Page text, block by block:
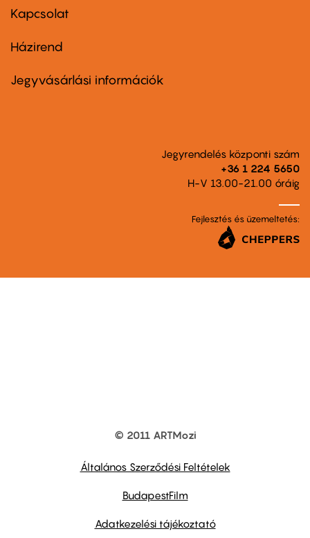
firstKapcsolat
Footer
second
Házirend
Jegyvásárlási információk
Jegyrendelés központi szám
+36 1 224 5650
H-V 13.00-21.00 óráig
Fejlesztés és üzemeltetés:
© 2011 ARTMozi
Általános Szerződési Feltételek
BudapestFilm
Adatkezelési tájékoztató